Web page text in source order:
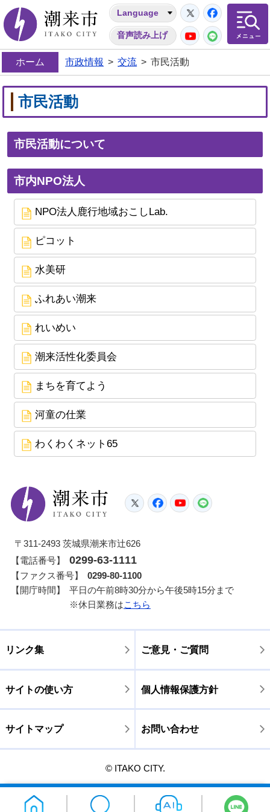
潮来市
Language
音声読み上げ
Twitter
YouTube
LINE
ホーム 市政情報 > 交流 > 市民活動
市民活動
市民活動について
市内NPO法人
NPO法人鹿行地域おこしLab.
ピコット
水美研
ふれあい潮来
れいめい
潮来活性化委員会
まちを育てよう
河童の仕業
わくわくネット65
潮来市
TwitterFacebook
YouTube
〒311-2493 茨城県潮来市辻626
【電話番号】
0299-63-1111
【ファクス番号】
0299-80-1100
【開庁時間】
平日の午前8時30分から午後5時15分まで
※休日業務はこちら
リンク集 ご意見・ご質問
サイトの使い方 個人情報保護方針
サイトマップ お問い合わせ
© ITAKO CITY.